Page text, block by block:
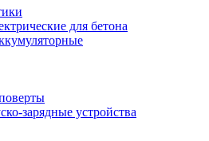
для бетона
зарядные устройства